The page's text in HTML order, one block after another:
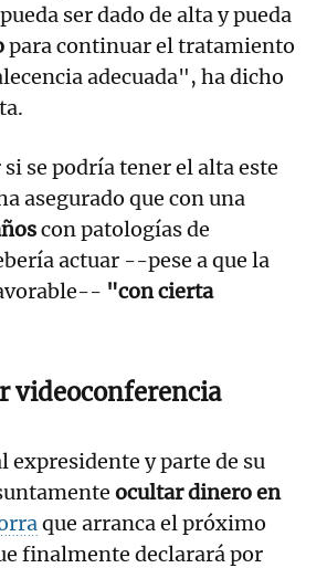
ser dado de alta y pueda
para continuar el tratamiento
adecuada", ha dicho
se podría tener el alta este
asegurado que con una
con patologías de
actuar --pese a que la
"con cierta
videoconferencia
expresidente y parte de su
ocultar dinero en
que arranca el próximo
finalmente declarará por